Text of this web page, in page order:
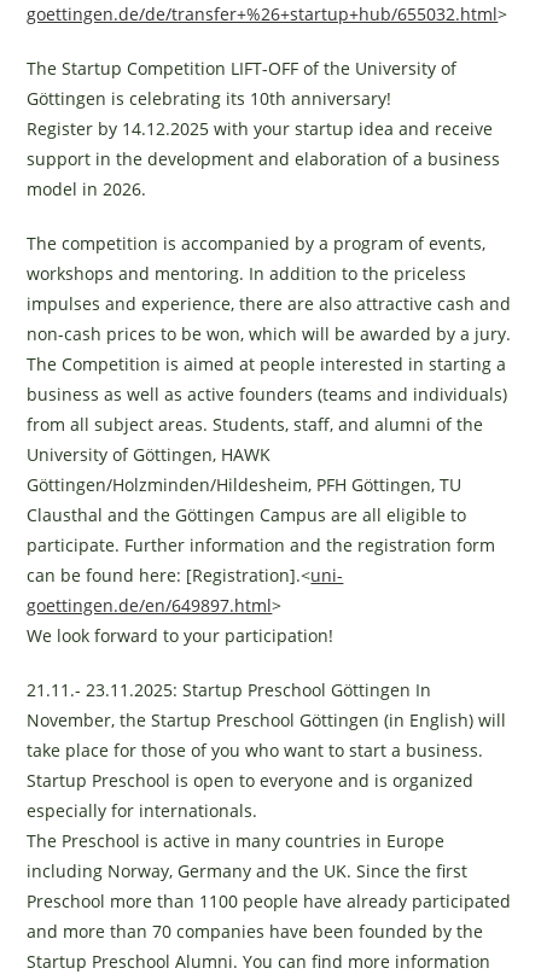
goettingen.de/de/transfer+%26+startup+hub/655032.html>
The Startup Competition LIFT-OFF of the University of
Göttingen is celebrating its 10th anniversary!
Register by 14.12.2025 with your startup idea and receive
support in the development and elaboration of a business
model in 2026.
The competition is accompanied by a program of events,
workshops and mentoring. In addition to the priceless
impulses and experience, there are also attractive cash and
non-cash prices to be won, which will be awarded by a jury.
The Competition is aimed at people interested in starting a
business as well as active founders (teams and individuals)
from all subject areas. Students, staff, and alumni of the
University of Göttingen, HAWK
Göttingen/Holzminden/Hildesheim, PFH Göttingen, TU
Clausthal and the Göttingen Campus are all eligible to
participate. Further information and the registration form
can be found here: [Registration].<uni-
goettingen.de/en/649897.html>
We look forward to your participation!
21.11.- 23.11.2025: Startup Preschool Göttingen In
November, the Startup Preschool Göttingen (in English) will
take place for those of you who want to start a business.
Startup Preschool is open to everyone and is organized
especially for internationals.
The Preschool is active in many countries in Europe
including Norway, Germany and the UK. Since the first
Preschool more than 1100 people have already participated
and more than 70 companies have been founded by the
Startup Preschool Alumni. You can find more information